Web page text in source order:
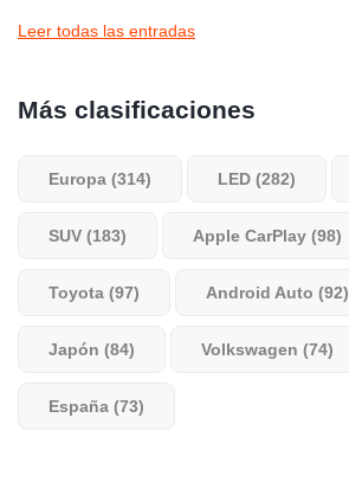
Leer todas las entradas
Más clasificaciones
Europa (314) LED (282)
SUV (183) Apple CarPlay (98)
Toyota (97) Android Auto (92)
Japón (84) Volkswagen (74)
España (73)